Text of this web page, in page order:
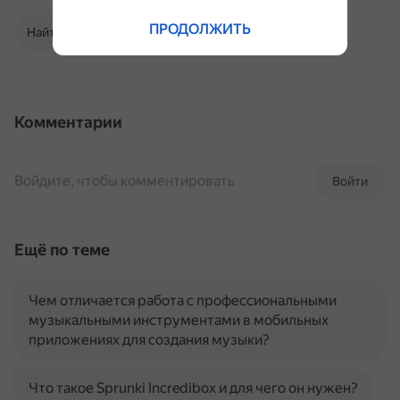
Найти в Поиске
Комментарии
Войти
Войдите, чтобы комментировать
Ещё по теме
Чем отличается работа с профессиональными
музыкальными инструментами в мобильных
приложениях для создания музыки?
Что такое Sprunki Incredibox и для чего он нужен?
ПРОДОЛЖИТЬ